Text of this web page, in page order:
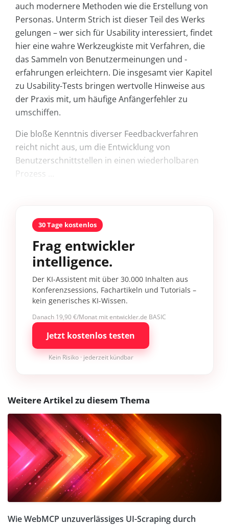
auch modernere Methoden wie die Erstellung von
Personas. Unterm Strich ist dieser Teil des Werks
gelungen – wer sich für Usability interessiert, findet
hier eine wahre Werkzeugkiste mit Verfahren, die
das Sammeln von Benutzermeinungen und -
erfahrungen erleichtern. Die insgesamt vier Kapitel
zu Usability-Tests bringen wertvolle Hinweise aus
der Praxis mit, um häufige Anfängerfehler zu
umschiffen.
Die bloße Kenntnis diverser Feedbackverfahren
reicht nicht aus, um die Entwicklung von
Benutzerschnittstellen in einen wiederholbaren
Prozess ...
30 Tage kostenlos
Frag entwickler
intelligence.
Der KI-Assistent mit über 30.000 Inhalten aus
Konferenzsessions, Fachartikeln und Tutorials –
kein generisches KI-Wissen.
Danach 19,90 €/Monat mit entwickler.de BASIC
Jetzt kostenlos testen
Kein Risiko · jederzeit kündbar
Weitere Artikel zu diesem Thema
Wie WebMCP unzuverlässiges UI-Scraping durch